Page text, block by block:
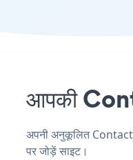
आपकी
अपनी अनुकूलित Contact
पर जोड़ें साइट।